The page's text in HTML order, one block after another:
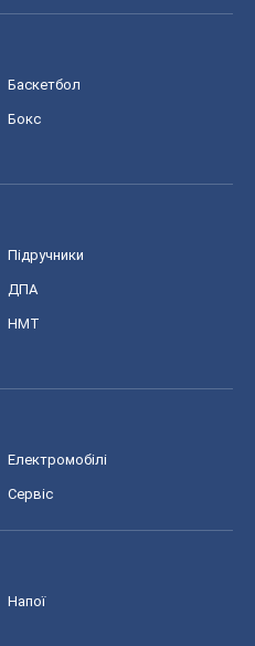
Баскетбол
Бокс
Підручники
ДПА
НМТ
Електромобілі
Сервіс
Напої